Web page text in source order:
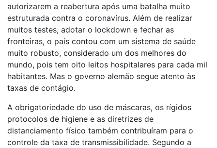
autorizarem a reabertura após uma batalha muito
estruturada contra o coronavírus. Além de realizar
muitos testes, adotar o lockdown e fechar as
fronteiras, o país contou com um sistema de saúde
muito robusto, considerado um dos melhores do
mundo, pois tem oito leitos hospitalares para cada mil
habitantes. Mas o governo alemão segue atento às
taxas de contágio.
A obrigatoriedade do uso de máscaras, os rígidos
protocolos de higiene e as diretrizes de
distanciamento físico também contribuíram para o
controle da taxa de transmissibilidade. Segundo a